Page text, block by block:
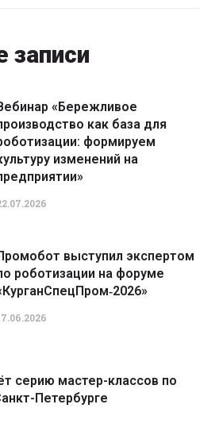
записи
«Бережливое
как база для
формируем
изменений на
выступил экспертом
роботизации на форуме
серию мастер-классов по
Петербурге